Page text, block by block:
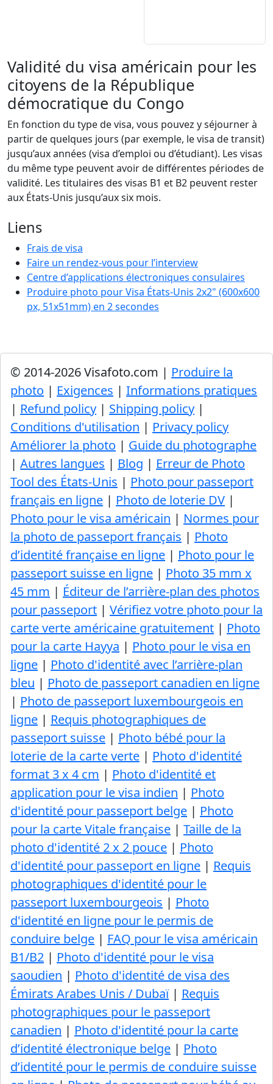
Validité du visa américain pour les
citoyens de la République
démocratique du Congo
En fonction du type de visa, vous pouvez y séjourner à
partir de quelques jours (par exemple, le visa de transit)
jusqu’aux années (visa d’emploi ou d’étudiant). Les visas
du même type peuvent avoir de différentes périodes de
validité. Les titulaires des visas B1 et B2 peuvent rester
aux États-Unis jusqu’aux six mois.
Liens
Frais de visa
Faire un rendez-vous pour l’interview
Centre d’applications électroniques consulaires
Produire photo pour Visa États-Unis 2x2" (600x600
px, 51x51mm) en 2 secondes
© 2014-2026 Visafoto.com | Produire la
photo | Exigences | Informations pratiques
| Refund policy | Shipping policy |
Conditions d'utilisation | Privacy policy
Améliorer la photo | Guide du photographe
| Autres langues | Blog | Erreur de Photo
Tool des États-Unis | Photo pour passeport
français en ligne | Photo de loterie DV |
Photo pour le visa américain | Normes pour
la photo de passeport français | Photo
d’identité française en ligne | Photo pour le
passeport suisse en ligne | Photo 35 mm x
45 mm | Éditeur de l’arrière-plan des photos
pour passeport | Vérifiez votre photo pour la
carte verte américaine gratuitement | Photo
pour la carte Hayya | Photo pour le visa en
ligne | Photo d'identité avec l’arrière-plan
bleu | Photo de passeport canadien en ligne
| Photo de passeport luxembourgeois en
ligne | Requis photographiques de
passeport suisse | Photo bébé pour la
loterie de la carte verte | Photo d'identité
format 3 x 4 cm | Photo d'identité et
application pour le visa indien | Photo
d'identité pour passeport belge | Photo
pour la carte Vitale française | Taille de la
photo d'identité 2 x 2 pouce | Photo
d'identité pour passeport en ligne | Requis
photographiques d'identité pour le
passeport luxembourgeois | Photo
d'identité en ligne pour le permis de
conduire belge | FAQ pour le visa américain
B1/B2 | Photo d'identité pour le visa
saoudien | Photo d'identité de visa des
Émirats Arabes Unis / Dubaï| Requis
photographiques pour le passeport
canadien | Photo d'identité pour la carte
d’identité électronique belge | Photo
d’identité pour le permis de conduire suisse